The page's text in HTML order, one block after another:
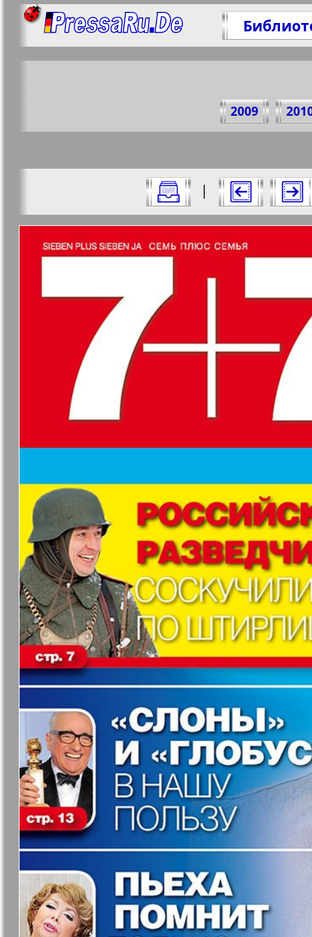
2009
Все номера "7плюс7я" за 2012 год.
3
|
Страницы журнала
19
25
31
37
43
49
55
61
https://
❬
Актуальные газеты и журналы
Апельсин
Баден-
МК-Германия
планета мнений
МК-
Новые Земляки
Партнер Партнер-
Телеграф
Архив необновляющихся на сайте изданий
7плюс7я Авангард
Антенна
Аргументы
факты
Бизнес парк Будь
Вечерняя газета
Германия плюс